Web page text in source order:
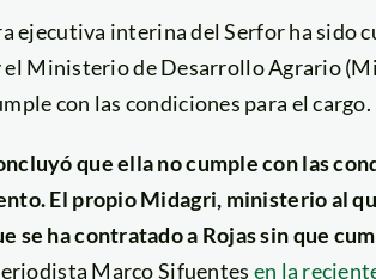
ejecutiva interina del Serfor ha sido
Ministerio de Desarrollo Agrario
con las condiciones para el cargo.
que ella no cumple con las
El propio Midagri, ministerio al
se ha contratado a Rojas sin que
Marco Sifuentes en la